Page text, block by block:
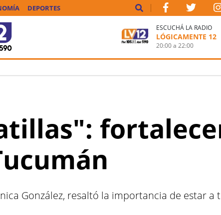
DEPORTES
ESCUCHÁ LA RADIO
LÓGICAMENTE 12
20:00a22:00
González, resaltó la importancia de estar a